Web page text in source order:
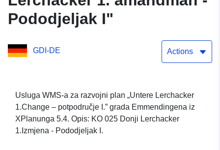
Pododjeljak I"
GDI-DE Actions
Usluga WMS-a za razvojni plan „Untere Lerchacker
1.Change – potpodručje I.” grada Emmendingena iz
XPlanunga 5.4. Opis: KO 025 Donji Lerchacker
1.Izmjena - Pododjeljak I.